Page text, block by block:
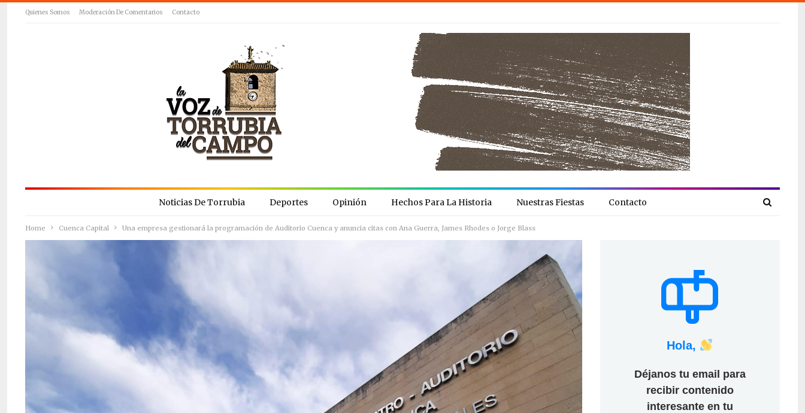
Quienes Somos Moderación De Comentarios Contacto
Noticias De Torrubia Deportes Opinión Hechos Para La Historia Nuestras Fiestas Contacto
Home Cuenca Capital Una empresa gestionará la programación de Auditorio Cuenca y anuncia citas con Ana Guerra, James Rhodes o Jorge Blass
Hola,
Déjanos tu email para
recibir contenido
interesante en tu